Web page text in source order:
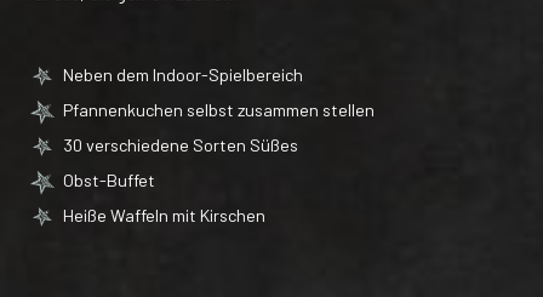
Neben dem Indoor-Spielbereich
Pfannenkuchen selbst zusammen stellen
30 verschiedene Sorten Süßes
Obst-Buffet
Heiße Waffeln mit Kirschen